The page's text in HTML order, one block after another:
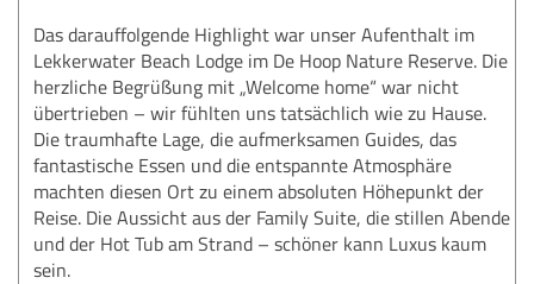
Das darauffolgende Highlight war unser Aufenthalt im
Lekkerwater Beach Lodge im De Hoop Nature Reserve. Die
herzliche Begrüßung mit „Welcome home“ war nicht
übertrieben – wir fühlten uns tatsächlich wie zu Hause.
Die traumhafte Lage, die aufmerksamen Guides, das
fantastische Essen und die entspannte Atmosphäre
machten diesen Ort zu einem absoluten Höhepunkt der
Reise. Die Aussicht aus der Family Suite, die stillen Abende
und der Hot Tub am Strand – schöner kann Luxus kaum
sein.